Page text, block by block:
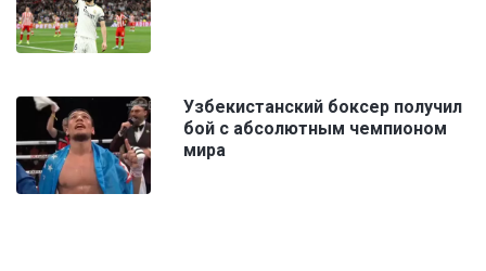
Узбекистанский боксер получил
бой с абсолютным чемпионом
мира